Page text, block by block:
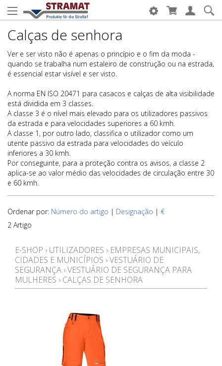
Calças de senhora
Ver e ser visto não é apenas o princípio e o fim da moda -
quando se trabalha num estaleiro de construção ou na estrada,
é essencial estar visível e ser visto.
A norma EN ISO 20471 para casacos e calças de alta visibilidade
está dividida em 3 classes.
A classe 3 é o nível mais elevado para os utilizadores passivos
da estrada e para velocidades superiores a 60 kmh.
A classe 1, por outro lado, classifica o utilizador como um
utente passivo da estrada para velocidades do veículo
inferiores a 30 kmh.
Por conseguinte, para a proteção contra os avisos, a classe 2
aplica-se ao valor médio das velocidades de circulação entre 30
e 60 kmh.
Ordenar por: Número do artigo | Designação | €
2 Artigo
E-SHOP › UTILIZADORES › EMPRESAS MUNICIPAIS,
CIDADES E MUNICÍPIOS ›VESTUÁRIO DE
SEGURANÇA ›VESTUÁRIO DE SEGURANÇA PARA
MULHERES › CALÇAS DE SENHORA